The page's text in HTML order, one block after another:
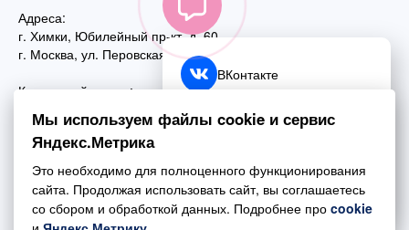
Адреса:
г. Химки, Юбилейный пр-кт, д. 60
г. Москва, ул. Перовская, д. 59
Контактный номер:
+7 (495) 970-44-75
Почта:
mail@esta-fiesta.ru
Режим работы интернет-магазина:
ВКонтакте
Telegram
Обратный звонок
Мы используем файлы cookie и сервис
Яндекс.Метрика
Это необходимо для полноценного функционирования
сайта. Продолжая использовать сайт, вы соглашаетесь
со сбором и обработкой данных. Подробнее про cookie